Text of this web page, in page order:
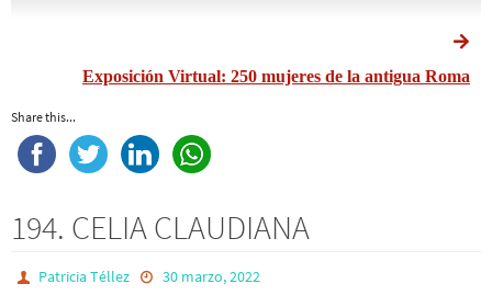
Exposición Virtual: 250 mujeres de la antigua Roma
Share this...
194. CELIA CLAUDIANA
Patricia Téllez 30 marzo, 2022